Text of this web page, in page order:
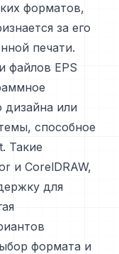
форматов,
за его
печати.
файлов EPS
дизайна или
способное
Такие
и CorelDRAW,
для
формата и